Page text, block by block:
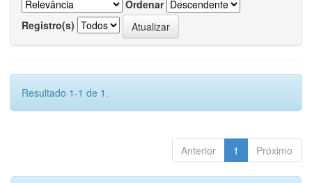
Ordenar
Registro(s)
Resultado 1-1 de 1.
Anterior 1 Próximo